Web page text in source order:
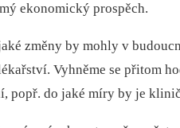
ekonomický prospěch.
změny by mohly v
Vyhněme se přitom
popř. do jaké míry by je